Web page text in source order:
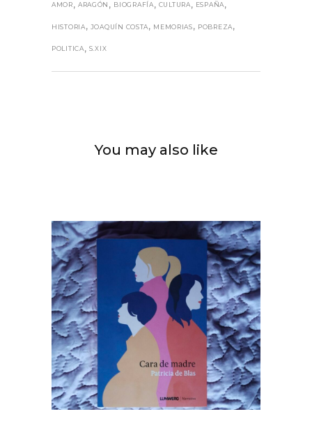
AMOR, ARAGÓN , BIOGRAFÍA, CULTURA, ESPAÑA,
HISTORIA, JOAQUÍN COSTA, MEMORIAS, POBREZA,
POLITICA, S.XIX
You may also like